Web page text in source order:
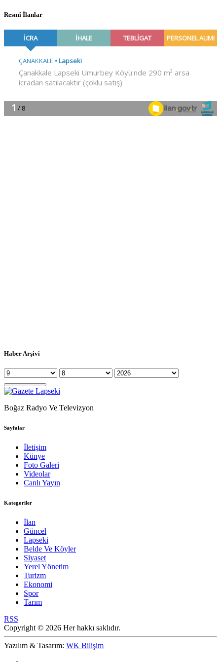
Resmî İlanlar
Haber Arşivi
Boğaz Radyo Ve Televizyon
Sayfalar
İletişim
Künye
Foto Galeri
Videolar
Canlı Yayın
Kategoriler
İlan
Güncel
Lapseki
Belde Ve Köyler
Siyaset
Yerel Yönetim
Turizm
Ekonomi
Spor
Tarım
RSS
Copyright © 2026 Her hakkı saklıdır.
Yazılım & Tasarım: WK Bilişim